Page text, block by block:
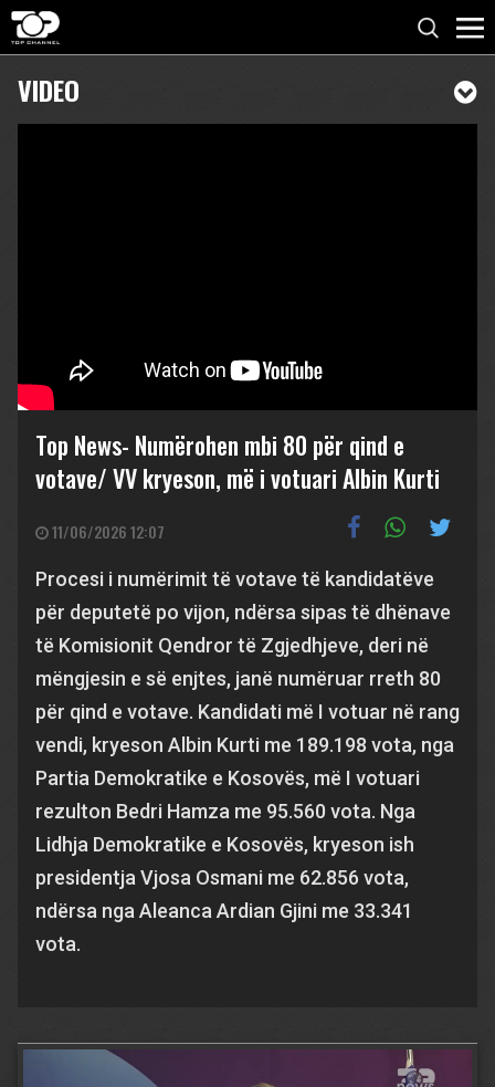
VIDEO
Top News- Numërohen mbi 80 për qind e
votave/ VV kryeson, më i votuari Albin Kurti
11/06/2026 12:07
Procesi i numërimit të votave të kandidatëve
për deputetë po vijon, ndërsa sipas të dhënave
të Komisionit Qendror të Zgjedhjeve, deri në
mëngjesin e së enjtes, janë numëruar rreth 80
për qind e votave. Kandidati më I votuar në rang
vendi, kryeson Albin Kurti me 189.198 vota, nga
Partia Demokratike e Kosovës, më I votuari
rezulton Bedri Hamza me 95.560 vota. Nga
Lidhja Demokratike e Kosovës, kryeson ish
presidentja Vjosa Osmani me 62.856 vota,
ndërsa nga Aleanca Ardian Gjini me 33.341
vota.